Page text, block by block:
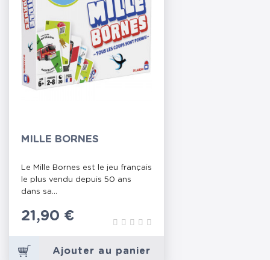
MILLE BORNES
Le Mille Bornes est le jeu français
le plus vendu depuis 50 ans
dans sa...
Prix
21,90 €
Ajouter au panier